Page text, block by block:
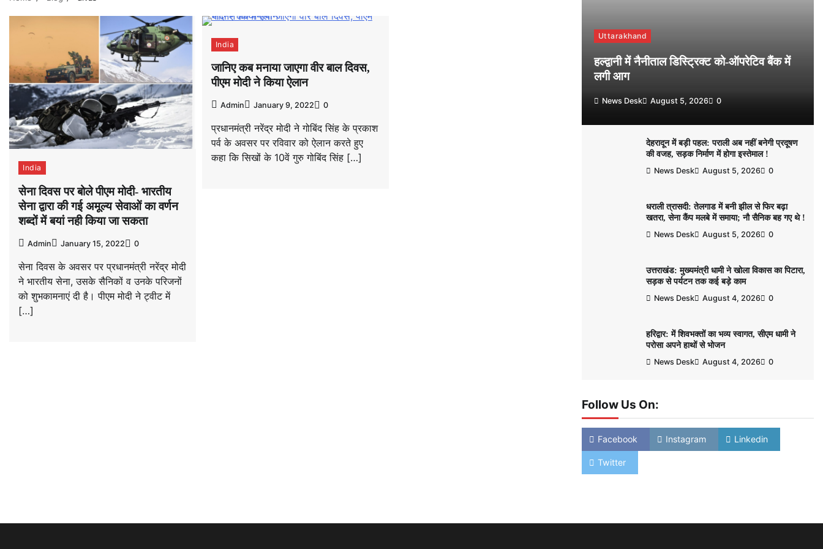
India
सेना दिवस पर बोले पीएम मोदी- भारतीय
सेना द्वारा की गई अमूल्य सेवाओं का वर्णन
शब्दों में बयां नही किया जा सकता
Admin January 15, 2022 0
सेना दिवस के अवसर पर प्रधानमंत्री नरेंद्र मोदी
ने भारतीय सेना, उसके सैनिकों व उनके परिजनों
को शुभकामनाएं दी है। पीएम मोदी ने ट्वीट में
[…]
India
जानिए कब मनाया जाएगा वीर बाल दिवस,
पीएम मोदी ने किया ऐलान
Admin January 9, 2022 0
प्रधानमंत्री नरेंद्र मोदी ने गोबिंद सिंह के प्रकाश
पर्व के अवसर पर रविवार को ऐलान करते हुए
कहा कि सिखों के 10वें गुरु गोबिंद सिंह […]
Uttarakhand
हल्द्वानी में नैनीताल डिस्ट्रिक्ट को-ऑपरेटिव बैंक में
लगी आग
News Desk August 5, 2026 0
देहरादून में बड़ी पहल: पराली अब नहीं बनेगी प्रदूषण
की वजह, सड़क निर्माण में होगा इस्तेमाल !
News Desk August 5, 2026 0
धराली त्रासदी: तेलगाड में बनी झील से फिर बढ़ा
खतरा, सेना कैंप मलबे में समाया; नौ सैनिक बह गए थे !
News Desk August 5, 2026 0
उत्तराखंड: मुख्यमंत्री धामी ने खोला विकास का पिटारा,
सड़क से पर्यटन तक कई बड़े काम
News Desk August 4, 2026 0
हरिद्वार: में शिवभक्तों का भव्य स्वागत, सीएम धामी ने
परोसा अपने हाथों से भोजन
News Desk August 4, 2026 0
Follow Us On:
Facebook Instagram Linkedin
Twitter